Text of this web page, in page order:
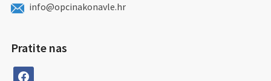
info@opcinakonavle.hr
Pratite nas
facebook